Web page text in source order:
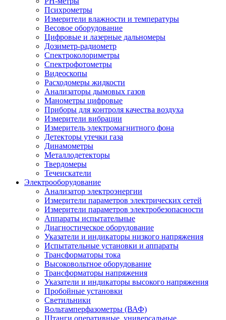
Психрометры
Измерители влажности и температуры
Весовое оборудование
Цифровые и лазерные дальномеры
Дозиметр-радиометр
Спектроколориметры
Спектрофотометры
Видеоскопы
Расходомеры жидкости
Анализаторы дымовых газов
Манометры цифровые
Приборы для контроля качества воздуха
Измерители вибрации
Измеритель электромагнитного фона
Детекторы утечки газа
Динамометры
Металлодетекторы
Твердомеры
Течеискатели
Электрооборудование
Анализатор электроэнергии
Измерители параметров электрических сетей
Измерители параметров электробезопасности
Аппараты испытательные
Диагностическое оборудование
Указатели и индикаторы низкого напряжения
Испытательные установки и аппараты
Трансформаторы тока
Высоковольтное оборудование
Трансформаторы напряжения
Указатели и индикаторы высокого напряжения
Пробойные установки
Светильники
Вольтамперфазометры (ВАФ)
Штанги оперативные, универсальные,